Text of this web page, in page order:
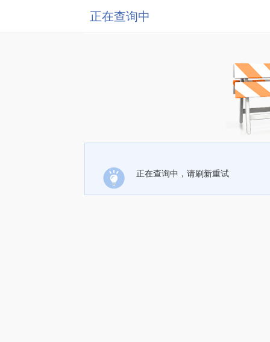
正在查询中
正在查询中，请刷新重试